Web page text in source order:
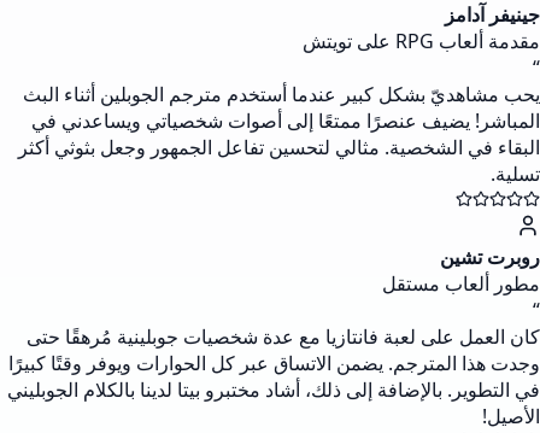
جينيفر آدامز
مقدمة ألعاب RPG على تويتش
“
يحب مشاهديّ بشكل كبير عندما أستخدم مترجم الجوبلين أثناء البث
المباشر! يضيف عنصرًا ممتعًا إلى أصوات شخصياتي ويساعدني في
البقاء في الشخصية. مثالي لتحسين تفاعل الجمهور وجعل بثوثي أكثر
تسلية.
روبرت تشين
مطور ألعاب مستقل
“
كان العمل على لعبة فانتازيا مع عدة شخصيات جوبلينية مُرهقًا حتى
وجدت هذا المترجم. يضمن الاتساق عبر كل الحوارات ويوفر وقتًا كبيرًا
في التطوير. بالإضافة إلى ذلك، أشاد مختبرو بيتا لدينا بالكلام الجوبليني
الأصيل!